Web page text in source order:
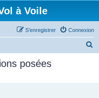
à Voile
Connexion
S’enregistrer
posées